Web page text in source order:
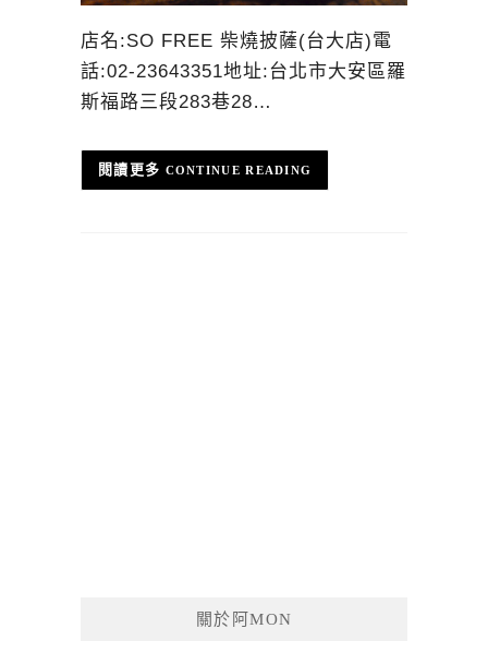
店名:SO FREE 柴燒披薩(台大店)電
話:02-23643351地址:台北市大安區羅
斯福路三段283巷28…
CONTINUE READING
關於阿MON